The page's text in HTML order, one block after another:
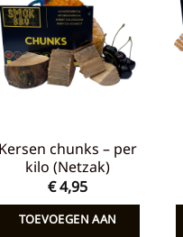
Toevoegen
aan
verlanglijst
Kersen chunks – per
kilo (Netzak)
€4,95
TOEVOEGEN AAN